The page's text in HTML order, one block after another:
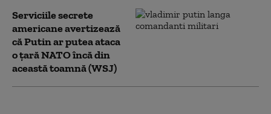
Serviciile secrete
americane avertizează
că Putin ar putea ataca
o țară NATO încă din
această toamnă (WSJ)